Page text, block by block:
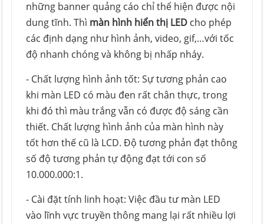
những banner quảng cáo chỉ thể hiện được nội
dung tĩnh. Thì màn hình hiển thị LED cho phép
các định dạng như hình ảnh, video, gif,…với tốc
độ nhanh chóng và không bị nhấp nháy.
- Chất lượng hình ảnh tốt: Sự tương phản cao
khi màn LED có màu đen rất chân thực, trong
khi đó thì màu trắng vẫn có được độ sáng cần
thiết. Chất lượng hình ảnh của màn hình này
tốt hơn thế cũ là LCD. Độ tương phản đạt thông
số độ tương phản tự động đạt tới con số
10.000.000:1.
- Cài đặt tính linh hoạt: Việc đầu tư màn LED
vào lĩnh vực truyền thông mang lại rất nhiều lợi